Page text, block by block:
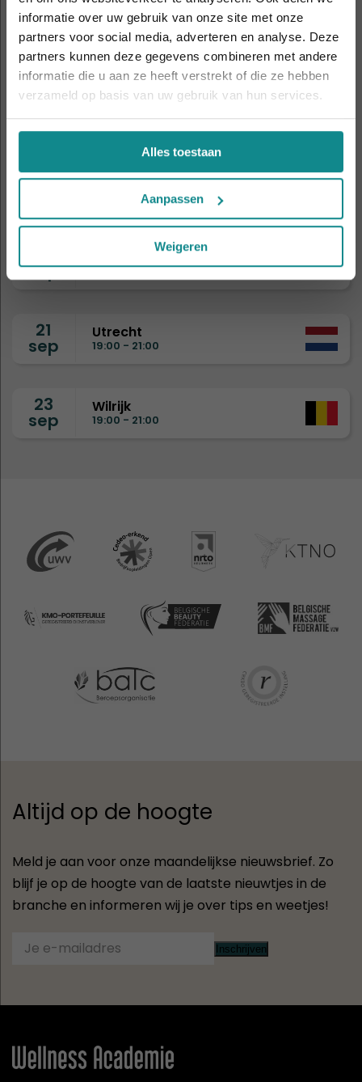
informatie over uw gebruik van onze site met onze
partners voor social media, adverteren en analyse. Deze
partners kunnen deze gegevens combineren met andere
informatie die u aan ze heeft verstrekt of die ze hebben
verzameld op basis van uw gebruik van hun services.
Alles toestaan
Aanpassen
Weigeren
5
sep
Amsterdam
8
sep 19:00 - 21:00
9 Eindhoven
19:00 - 21:00
sep 19:00 - 21:00
21
sep
Utrecht
19:00 - 21:00
23
sep
Wilrijk
19:00 - 21:00
Altijd op de hoogte
Meld je aan voor onze maandelijkse nieuwsbrief. Zo
blijf je op de hoogte van de laatste nieuwtjes in de
branche en informeren wij je over tips en weetjes!
Inschrijven
De hittegolf houdt aan... onze actie ook! 10%
korting verlengd t.e.m. 7 augustus 2026.
Sluiten